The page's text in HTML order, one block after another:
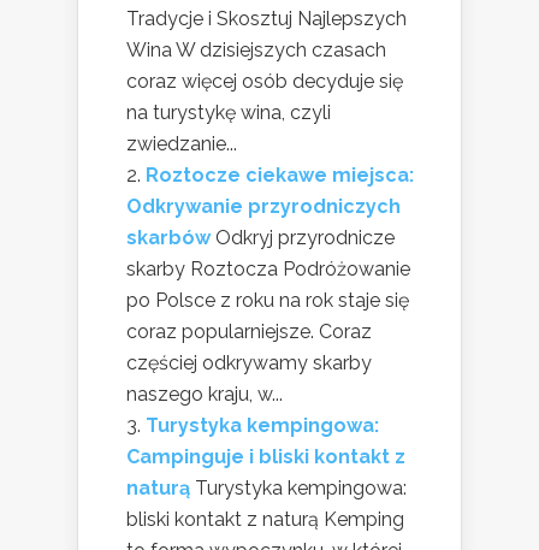
Tradycje i Skosztuj Najlepszych
Wina W dzisiejszych czasach
coraz więcej osób decyduje się
na turystykę wina, czyli
zwiedzanie...
Roztocze ciekawe miejsca:
Odkrywanie przyrodniczych
skarbów Odkryj przyrodnicze
skarby Roztocza Podróżowanie
po Polsce z roku na rok staje się
coraz popularniejsze. Coraz
częściej odkrywamy skarby
naszego kraju, w...
Turystyka kempingowa:
Campinguje i bliski kontakt z
naturą Turystyka kempingowa:
bliski kontakt z naturą Kemping